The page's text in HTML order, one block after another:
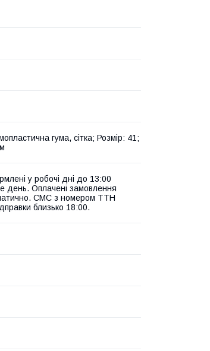
гума, сітка; Розмір: 41;
у робочі дні до 13:00
день. Оплачені замовлення
СМС з номером ТТН
близько 18:00.